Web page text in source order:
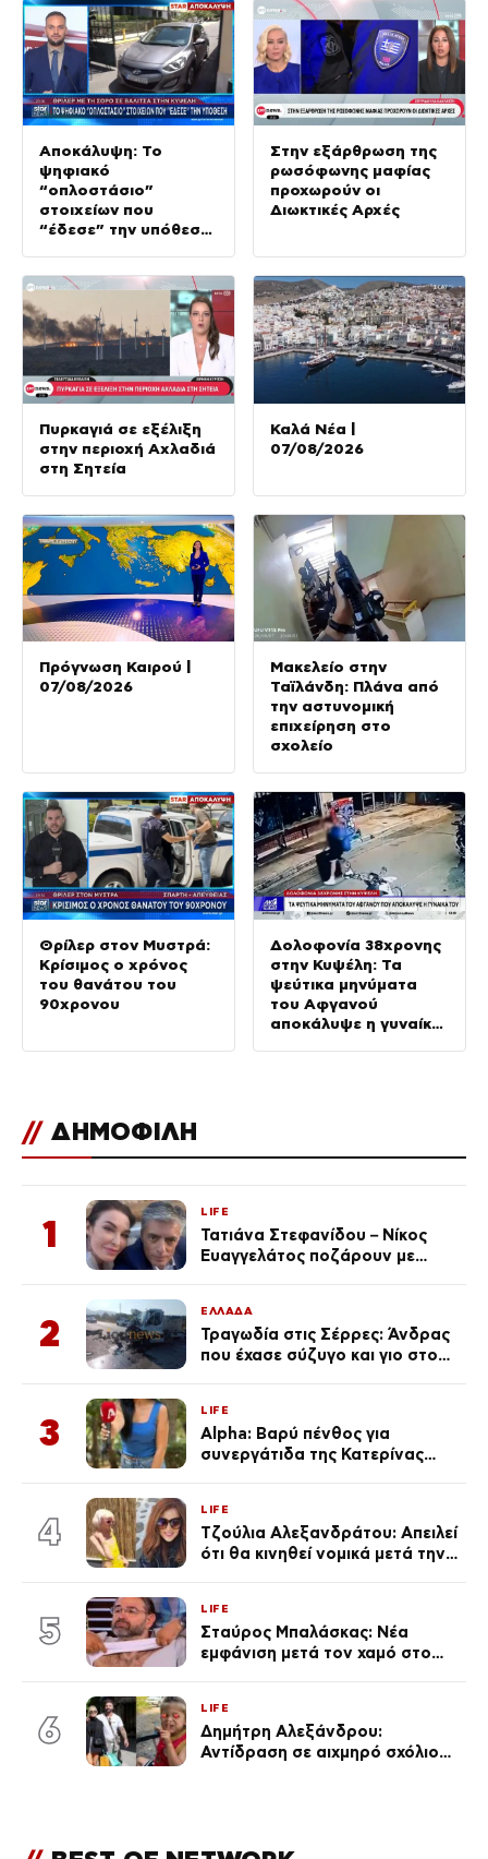
Αποκάλυψη: Το
ψηφιακό
“οπλοστάσιο”
στοιχείων που
“έδεσε” την υπόθεση
Στην εξάρθρωση της
ρωσόφωνης μαφίας
προχωρούν οι
Διωκτικές Αρχές
Πυρκαγιά σε εξέλιξη
στην περιοχή Αχλαδιά
στη Σητεία
Καλά Νέα |
07/08/2026
Πρόγνωση Καιρού |
07/08/2026
Μακελείο στην
Ταϊλάνδη: Πλάνα από
την αστυνομική
επιχείρηση στο
σχολείο
Θρίλερ στον Μυστρά:
Κρίσιμος ο χρόνος
του θανάτου του
90χρονου
Δολοφονία 38χρονης
στην Κυψέλη: Τα
ψεύτικα μηνύματα
του Αφγανού
αποκάλυψε η γυναίκα
// ΔΗΜΟΦΙΛΗ
1
LIFE
Τατιάνα Στεφανίδου – Νίκος
Ευαγγελάτος ποζάρουν με
2
ΕΛΛΑΔΑ
Τραγωδία στις Σέρρες: Άνδρας
που έχασε σύζυγο και γιο στο
3
LIFE
Alpha: Βαρύ πένθος για
συνεργάτιδα της Κατερίνας
του Θεού»
4
LIFE
Τζούλια Αλεξανδράτου: Απειλεί
ότι θα κινηθεί νομικά μετά την
5
LIFE
Σταύρος Μπαλάσκας: Νέα
εμφάνιση μετά τον χαμό στο
6
LIFE
Δημήτρη Αλεξάνδρου:
Αντίδραση σε αιχμηρό σχόλιο